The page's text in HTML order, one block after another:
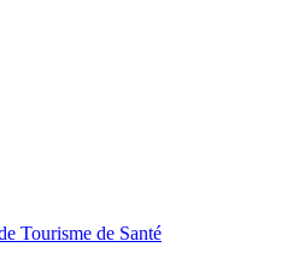
Tourisme de Santé